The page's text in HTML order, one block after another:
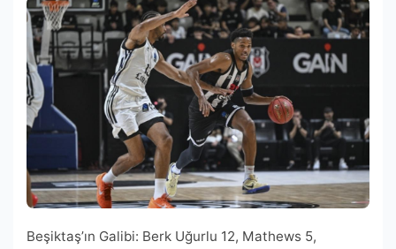
Beşiktaş’ın Galibi: Berk Uğurlu 12, Mathews 5,